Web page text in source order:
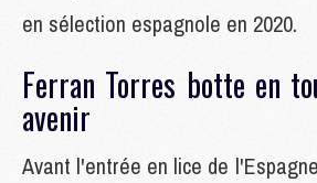
en sélection espagnole en 2020.
Ferran Torres botte en
avenir
Avant l'entrée en lice de